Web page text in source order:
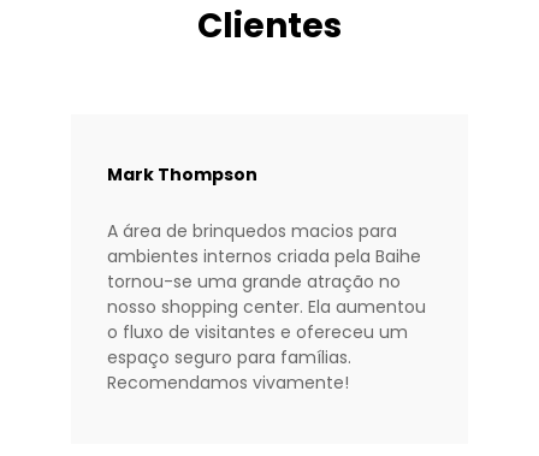
Clientes
Mark Thompson
A área de brinquedos macios para
ambientes internos criada pela Baihe
tornou-se uma grande atração no
nosso shopping center. Ela aumentou
o fluxo de visitantes e ofereceu um
espaço seguro para famílias.
Recomendamos vivamente!